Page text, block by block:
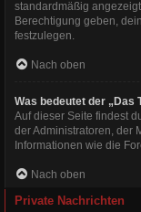
standardmäßig
Berechtigung geben,
festzulegen.
Nach oben
Was bedeutet der „Das
Auf dieser Seite findest
der Administratoren, der
Informationen wie die
Nach oben
Private Nachrichten